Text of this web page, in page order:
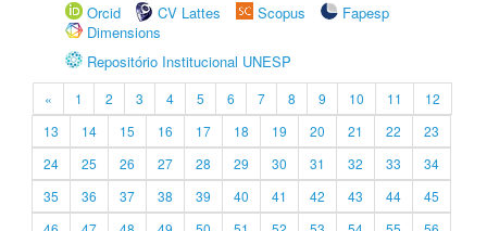
Orcid
CV Lattes Scopus
Fapesp
Dimensions
Repositório Institucional UNESP
« 1 2 3 4 5 6 7 8 9 10 11
12
13
14 15 16 17 18 19 20 21 22
23
24
25 26 27 28 29 30 31 32 33
34
35
36 37 38 39 40 41 42 43 44
45